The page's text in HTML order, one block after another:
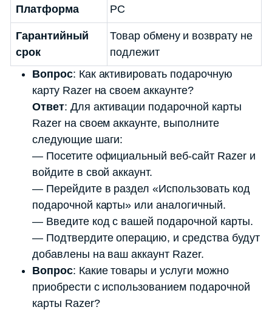
Платформа PC
Гарантийный
срок
Товар обмену и возврату не
подлежит
Вопрос: Как активировать подарочную
карту Razer на своем аккаунте?
Ответ: Для активации подарочной карты
Razer на своем аккаунте, выполните
следующие шаги:
— Посетите официальный веб-сайт Razer и
войдите в свой аккаунт.
— Перейдите в раздел «Использовать код
подарочной карты» или аналогичный.
— Введите код с вашей подарочной карты.
— Подтвердите операцию, и средства будут
добавлены на ваш аккаунт Razer.
Вопрос: Какие товары и услуги можно
приобрести с использованием подарочной
карты Razer?